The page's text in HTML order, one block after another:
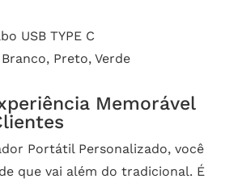
USB TYPE C
Preto, Verde
Memorável
Portátil Personalizado, você
que vai além do tradicional. É